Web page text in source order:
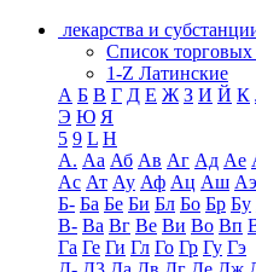
лекарства и
Список
1-Z Латинские
А Б В Г Д Е Ж З И Й К
Э Ю Я
5 9 L H
А. Аа Аб Ав Аг Ад Ае
Ас Ат Ау Аф Ац Аш Аэ
Б- Ба Бе Би Бл Бо Бр Бу
В- Ва Вг Ве Ви Во Вп
Га Ге Ги Гл Го Гр Гу Гэ